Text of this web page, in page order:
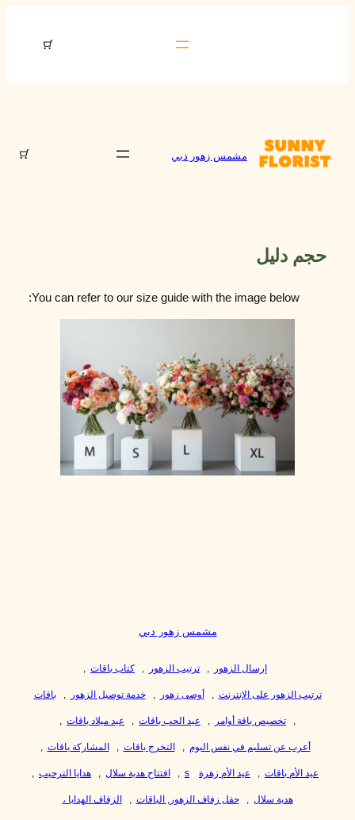
مشمس زهور دبي
حجم دليل
You can refer to our size guide with the image below:
مشمس زهور دبي
إرسال الزهور ترتيب الزهور كتاب باقات
ترتيب الزهور على الإنترنت أوصى زهور خدمة توصيل الزهور باقات
تخصيص باقة أوامر عيد الحب باقات عيد ميلاد باقات
أعرب عن تسليم في نفس اليوم التخرج باقات المشاركة باقات
عيد الأم باقات عيد الأم زهرة s افتتاح هدية سلال هدايا الترحيب
هدية سلال حفل زفاف الزهور, الباقات الزفاف الهدايا ،